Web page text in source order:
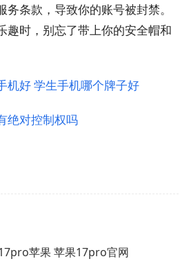
条款，导致你的账号被封禁。
趣时，别忘了带上你的安全帽和
机好 学生手机哪个牌子好
绝对控制权吗
苹果 苹果17pro官网